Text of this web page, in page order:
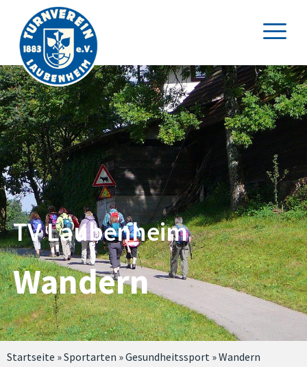
TV Laubenheim
Wandern
Startseite »Sportarten »Gesundheitssport »Wandern